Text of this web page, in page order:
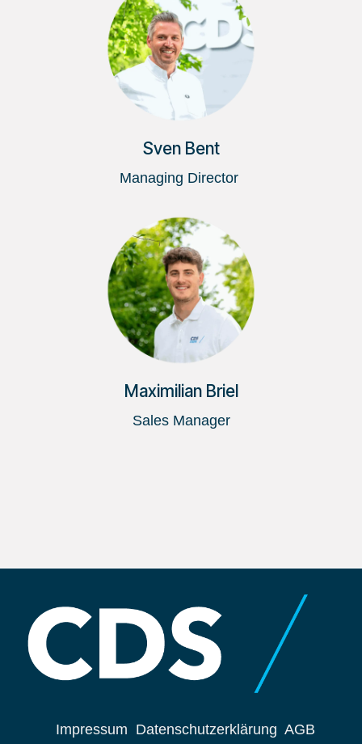
Sven Bent
Managing Director
Maximilian Briel
Sales Manager
Impressum Datenschutzerklärung AGB